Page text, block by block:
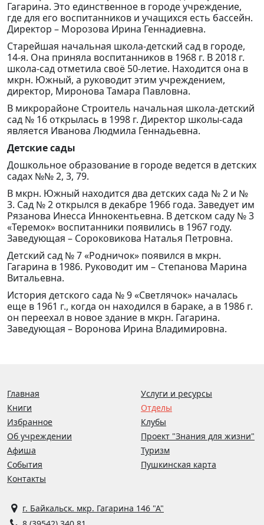
Гагарина. Это единственное в городе учреждение,
где для его воспитанников и учащихся есть бассейн.
Директор – Морозова Ирина Геннадиевна.
Старейшая начальная школа-детский сад в городе,
14-я. Она приняла воспитанников в 1968 г. В 2018 г.
школа-сад отметила своё 50-летие. Находится она в
мкрн. Южный, а руководит этим учреждением,
директор, Миронова Тамара Павловна.
В микрорайоне Строитель начальная школа-детский
сад № 16 открылась в 1998 г. Директор школы-сада
является Иванова Людмила Геннадьевна.
Детские сады
Дошкольное образование в городе ведется в детских
садах №№ 2, 3, 79.
В мкрн. Южный находится два детских сада № 2 и №
3. Сад № 2 открылся в декабре 1966 года. Заведует им
Рязанова Инесса Иннокентьевна. В детском саду № 3
«Теремок» воспитанники появились в 1967 году.
Заведующая – Сороковикова Наталья Петровна.
Детский сад № 7 «Родничок» появился в мкрн.
Гагарина в 1986. Руководит им – Степанова Марина
Витальевна.
История детского сада № 9 «Светлячок» началась
еще в 1961 г., когда он находился в бараке, а в 1986 г.
он переехал в новое здание в мкрн. Гагарина.
Заведующая – Воронова Ирина Владимировна.
г. Байкальск. мкр. Гагарина 146 "А"
Главная
Книги
Избранное
Об учреждении
Афиша
События
Контакты
Услуги и ресурсы
Отделы
Клубы
Проект "Знания для жизни"
Туризм
Пушкинская карта